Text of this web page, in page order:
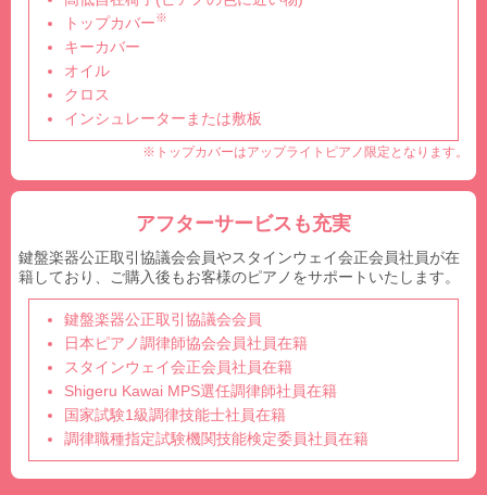
トップカバー※
キーカバー
オイル
クロス
インシュレーターまたは敷板
※トップカバーはアップライトピアノ限定となります。
アフターサービスも充実
鍵盤楽器公正取引協議会会員やスタインウェイ会正会員社員が在
籍しており、ご購入後もお客様のピアノをサポートいたします。
鍵盤楽器公正取引協議会会員
日本ピアノ調律師協会会員社員在籍
スタインウェイ会正会員社員在籍
Shigeru Kawai MPS選任調律師社員在籍
国家試験1級調律技能士社員在籍
調律職種指定試験機関技能検定委員社員在籍